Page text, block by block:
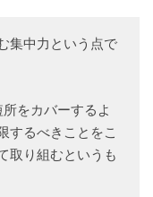
集中力という点で
をカバーするよ
するべきことをこ
取り組むというも